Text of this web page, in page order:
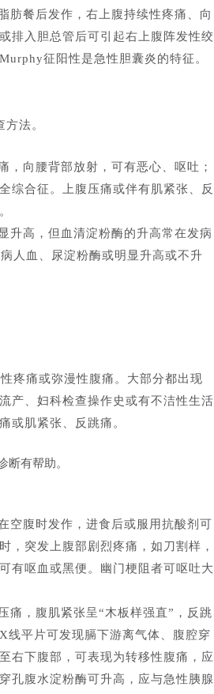
肪餐后发作，右上腹持续性疼痛、向
排入胆总管后可引起右上腹阵发性绞
征阳性是急性胆囊炎的特征。
法。
，向腰背部放射，可有恶心、呕吐；
综合征。上腹压痛或伴有肌紧张、反
升高，但血清淀粉酶的升高常在发病
人血、尿淀粉酶或明显升高或不升
疼痛或弥漫性腹痛。大部分都出现
产、妇科检查操作史或有不洁性生活
或肌紧张、反跳痛。
断有帮助。
空腹时发作，进食后或服用抗酸剂可
，突发上腹部剧烈疼痛，如刀割样，
有呕血或黑便。幽门梗阻者可呕吐大
痛，腹肌紧张呈“木板样强直”，反跳
线平片可发现膈下游离气体、腹腔穿
右下腹部，可表现为转移性腹痛，应
孔腹水淀粉酶可升高，应与急性胰腺